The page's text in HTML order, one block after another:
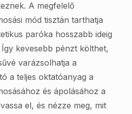
A megfelelő
mód tisztán tarthatja
paróka hosszabb ideig
kevesebb pénzt költhet,
varázsolhatja a
a teljes oktatóanyag a
és ápolásához a
el, és nézze meg, mit